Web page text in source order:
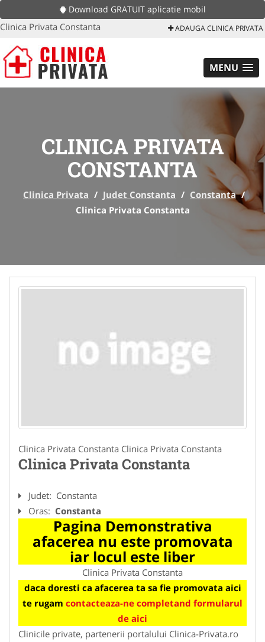
Download GRATUIT aplicatie mobil
Clinica Privata Constanta ADAUGA CLINICA PRIVATA
MENU
CLINICA PRIVATA
CONSTANTA
Clinica Privata / Judet Constanta / Constanta /
Clinica Privata Constanta
Clinica Privata Constanta Clinica Privata Constanta
Clinica Privata Constanta
Judet: Constanta
Oras: Constanta
Pagina Demonstrativa
afacerea nu este promovata
iar locul este liber
Clinica Privata Constanta
daca doresti ca afacerea ta sa fie promovata aici
te rugam contacteaza-ne completand formularul
de aici
Clinicile private, partenerii portalului Clinica-Privata.ro